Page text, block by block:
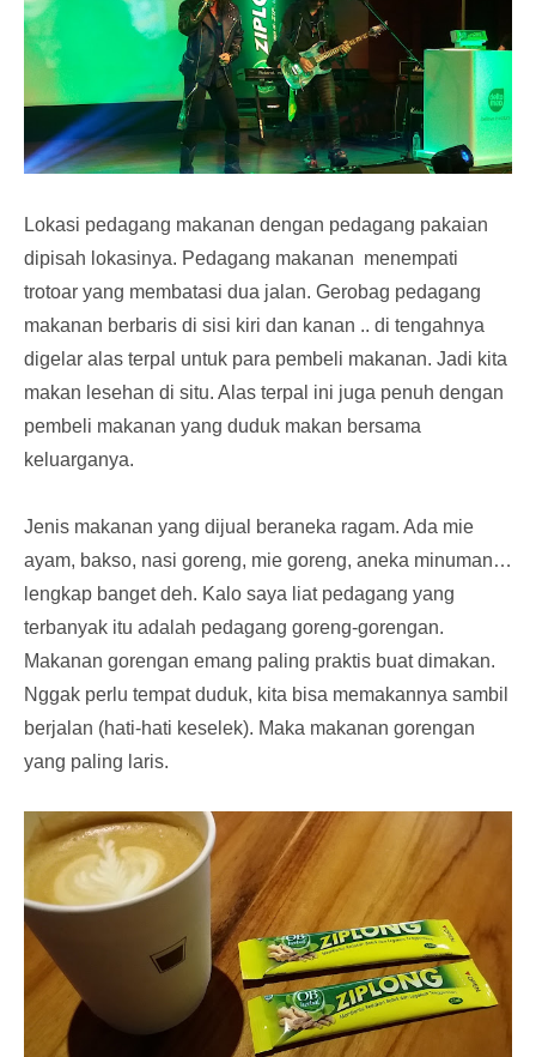
Lokasi pedagang makanan dengan pedagang pakaian
dipisah lokasinya. Pedagang makanan menempati
trotoar yang membatasi dua jalan. Gerobag pedagang
makanan berbaris di sisi kiri dan kanan .. di tengahnya
digelar alas terpal untuk para pembeli makanan. Jadi kita
makan lesehan di situ. Alas terpal ini juga penuh dengan
pembeli makanan yang duduk makan bersama
keluarganya.
Jenis makanan yang dijual beraneka ragam. Ada mie
ayam, bakso, nasi goreng, mie goreng, aneka minuman…
lengkap banget deh. Kalo saya liat pedagang yang
terbanyak itu adalah pedagang goreng-gorengan.
Makanan gorengan emang paling praktis buat dimakan.
Nggak perlu tempat duduk, kita bisa memakannya sambil
berjalan (hati-hati keselek). Maka makanan gorengan
yang paling laris.